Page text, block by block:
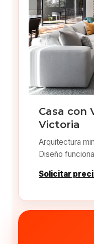
Casa con
Victoria
Arquitectura
Diseño
Solicitar